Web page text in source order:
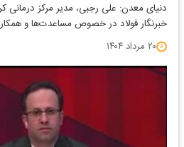
دنیای معدن: علی رجبی، مدیر مرکز درمانی
خبرنگار فولاد در خصوص مساعدت‌ها و
۲۰ مرداد ۱۴۰۴